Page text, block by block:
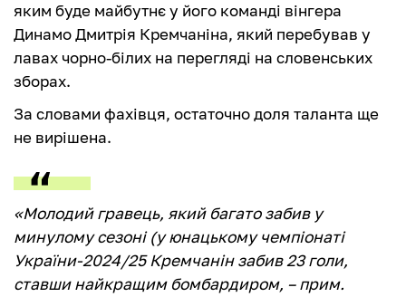
яким буде майбутнє у його команді вінгера
Динамо Дмитрія Кремчаніна, який перебував у
лавах чорно-білих на перегляді на словенських
зборах.
За словами фахівця, остаточно доля таланта ще
не вирішена.
«Молодий гравець, який багато забив у
минулому сезоні (у юнацькому чемпіонаті
України-2024/25 Кремчанін забив 23 голи,
ставши найкращим бомбардиром, – прим.